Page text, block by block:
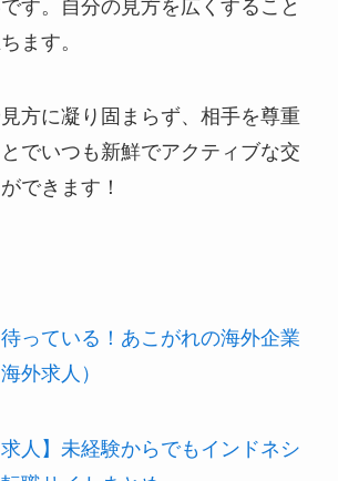
す。自分の見方を広くすること
ます。
方に凝り固まらず、相手を尊重
でいつも新鮮でアクティブな交
できます！
っている！あこがれの海外企業
外求人）
求人】未経験からでもインドネシ